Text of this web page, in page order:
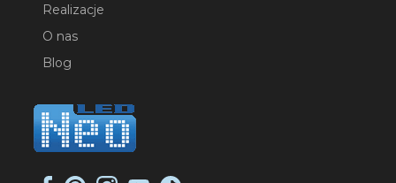
Realizacje
O nas
Blog